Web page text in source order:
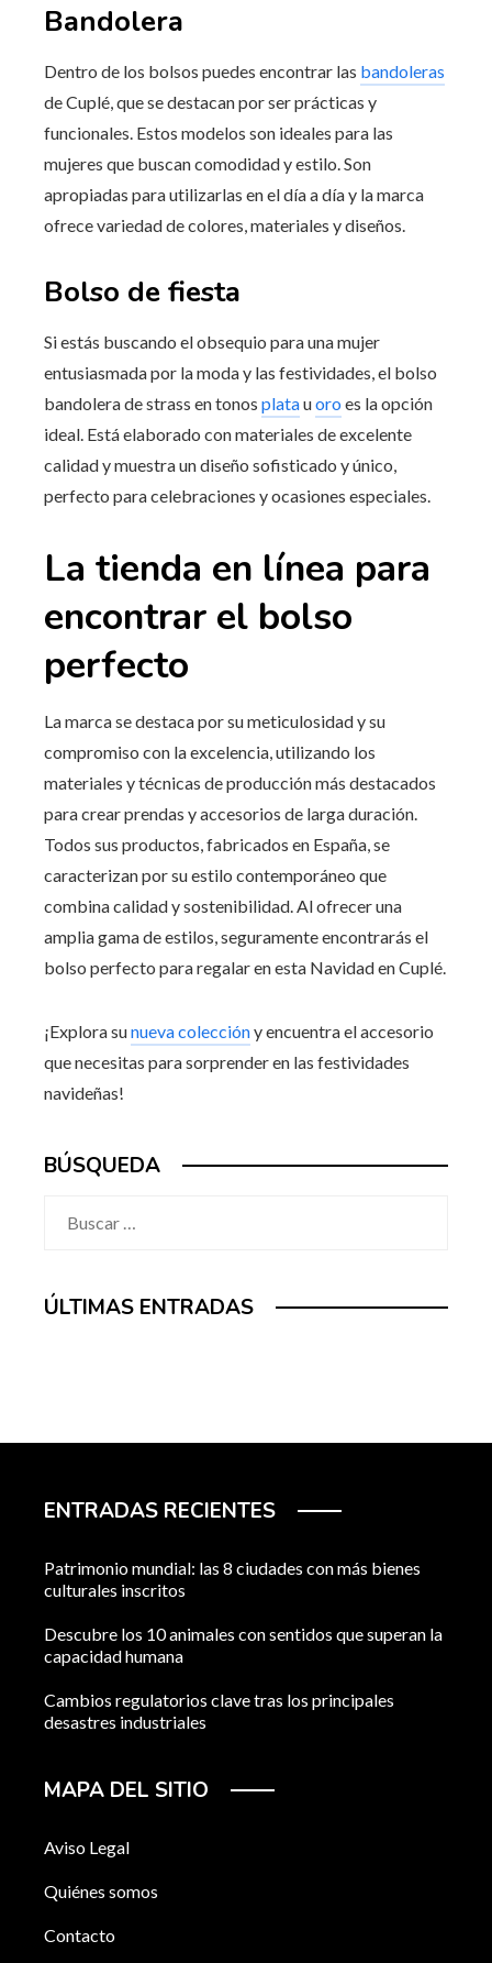
Bandolera
Dentro de los bolsos puedes encontrar las bandoleras
de Cuplé, que se destacan por ser prácticas y
funcionales. Estos modelos son ideales para las
mujeres que buscan comodidad y estilo. Son
apropiadas para utilizarlas en el día a día y la marca
ofrece variedad de colores, materiales y diseños.
Bolso de fiesta
Si estás buscando el obsequio para una mujer
entusiasmada por la moda y las festividades, el bolso
bandolera de strass en tonos platauoro es la opción
ideal. Está elaborado con materiales de excelente
calidad y muestra un diseño sofisticado y único,
perfecto para celebraciones y ocasiones especiales.
La tienda en línea para
encontrar el bolso
perfecto
La marca se destaca por su meticulosidad y su
compromiso con la excelencia, utilizando los
materiales y técnicas de producción más destacados
para crear prendas y accesorios de larga duración.
Todos sus productos, fabricados en España, se
caracterizan por su estilo contemporáneo que
combina calidad y sostenibilidad. Al ofrecer una
amplia gama de estilos, seguramente encontrarás el
bolso perfecto para regalar en esta Navidad en Cuplé.
¡Explora sunueva coleccióny encuentra el accesorio
que necesitas para sorprender en las festividades
navideñas!
BÚSQUEDA
ÚLTIMAS ENTRADAS
ENTRADAS RECIENTES
Patrimonio mundial: las 8 ciudades con más bienes
culturales inscritos
Descubre los 10 animales con sentidos que superan la
capacidad humana
Cambios regulatorios clave tras los principales
desastres industriales
MAPA DEL SITIO
Aviso Legal
Quiénes somos
Contacto